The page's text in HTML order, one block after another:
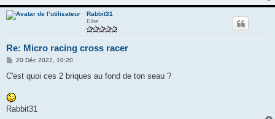
Rabbit31
Elite
Re: Micro racing cross racer
M
s
g
e
20 Déc 2022, 10:20
C'est quoi ces 2 briques au fond de ton seau ?
Rabbit31